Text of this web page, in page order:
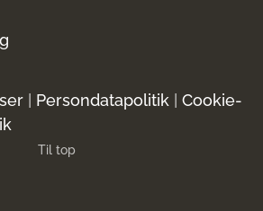
Persondatapolitik
Cookie-
Til top